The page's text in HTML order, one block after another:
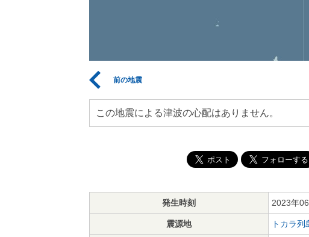
前の地震
この地震による津波の心配はありません。
発生時刻 2023年
震源地 トカラ列